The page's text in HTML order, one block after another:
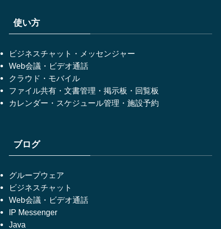
使い方
ビジネスチャット・メッセンジャー
Web会議・ビデオ通話
クラウド・モバイル
ファイル共有・文書管理・掲示板・回覧板
カレンダー・スケジュール管理・施設予約
ブログ
グループウェア
ビジネスチャット
Web会議・ビデオ通話
IP Messenger
Java